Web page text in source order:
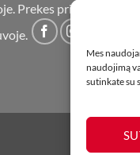
Mes
naudojimą
sutinkate su
Prekes pristatome